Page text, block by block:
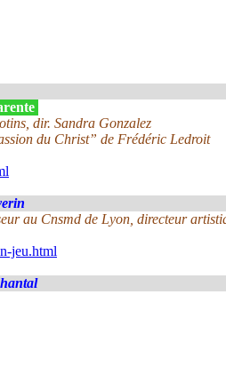
dir. Sandra Gonzalez
du Christ” de Frédéric Ledroit
au Cnsmd de Lyon, directeur
jeu.html